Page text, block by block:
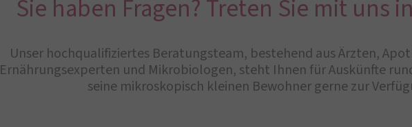
Sie haben Fragen? Treten Sie mit uns
Unser hochqualifiziertes Beratungsteam, bestehend aus Ärzten,
Ernährungsexperten und Mikrobiologen, steht Ihnen für Auskünfte
seine mikroskopisch kleinen Bewohner gerne zur